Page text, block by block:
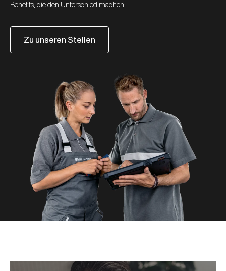
Benefits, die den Unterschied machen
Zu unseren Stellen